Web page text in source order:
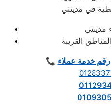
في مدينتي
مدينتي
القريبة